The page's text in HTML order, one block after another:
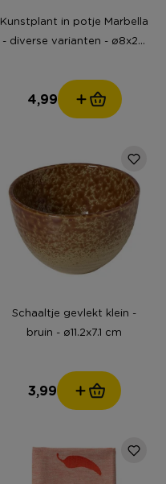
Kunstplant in potje Marbella
- diverse varianten - ø8x20
4,99
Schaaltje gevlekt klein -
bruin - ø11.2x7.1 cm
3,99